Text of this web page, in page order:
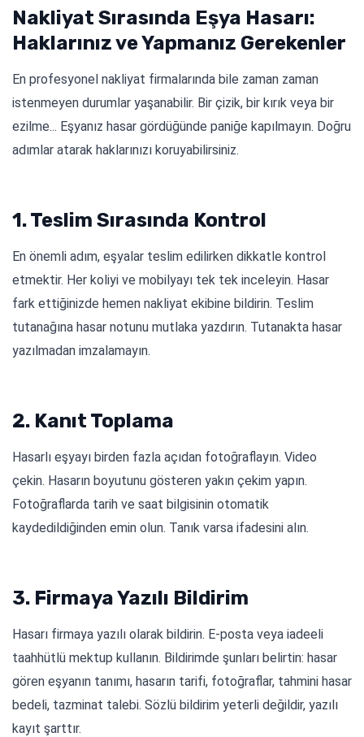
Nakliyat Sırasında Eşya Hasarı:
Haklarınız ve Yapmanız Gerekenler
En profesyonel nakliyat firmalarında bile zaman zaman
istenmeyen durumlar yaşanabilir. Bir çizik, bir kırık veya bir
ezilme... Eşyanız hasar gördüğünde paniğe kapılmayın. Doğru
adımlar atarak haklarınızı koruyabilirsiniz.
1. Teslim Sırasında Kontrol
En önemli adım, eşyalar teslim edilirken dikkatle kontrol
etmektir. Her koliyi ve mobilyayı tek tek inceleyin. Hasar
fark ettiğinizde hemen nakliyat ekibine bildirin. Teslim
tutanağına hasar notunu mutlaka yazdırın. Tutanakta hasar
yazılmadan imzalamayın.
2. Kanıt Toplama
Hasarlı eşyayı birden fazla açıdan fotoğraflayın. Video
çekin. Hasarın boyutunu gösteren yakın çekim yapın.
Fotoğraflarda tarih ve saat bilgisinin otomatik
kaydedildiğinden emin olun. Tanık varsa ifadesini alın.
3. Firmaya Yazılı Bildirim
Hasarı firmaya yazılı olarak bildirin. E-posta veya iadeeli
taahhütlü mektup kullanın. Bildirimde şunları belirtin: hasar
gören eşyanın tanımı, hasarın tarifi, fotoğraflar, tahmini hasar
bedeli, tazminat talebi. Sözlü bildirim yeterli değildir, yazılı
kayıt şarttır.